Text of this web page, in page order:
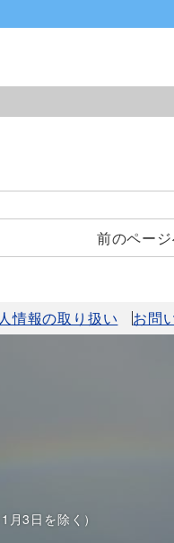
前のペー
情報の取り扱い お問
3日を除く）